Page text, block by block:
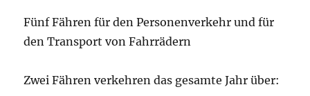
Fünf Fähren für den Personenverkehr und für
den Transport von Fahrrädern
Zwei Fähren verkehren das gesamte Jahr über: